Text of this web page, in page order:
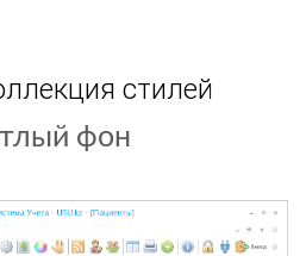
стилей
фон
фон